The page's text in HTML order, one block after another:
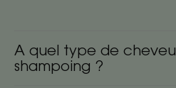
A quel type de
shampoing ?